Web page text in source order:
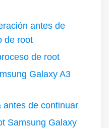
antes de
de root
de root
Galaxy A3
antes de continuar
Samsung Galaxy